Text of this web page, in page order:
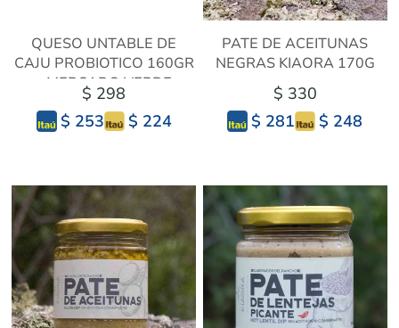
QUESO UNTABLE DE
CAJU PROBIOTICO 160GR
- MERCADO VERDE
$ 298
$ 253
$ 224
PATE DE ACEITUNAS
NEGRAS KIAORA 170G
$ 330
$ 281
$ 248